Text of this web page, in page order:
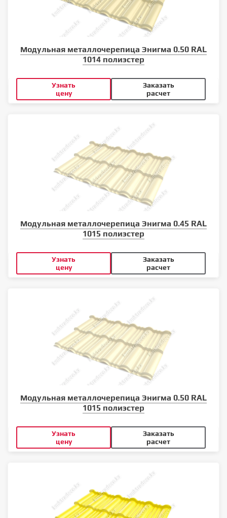
Модульная металлочерепица Энигма 0.50 RAL
1014 полиэстер
Узнать
цену
Заказать
расчет
Модульная металлочерепица Энигма 0.45 RAL
1015 полиэстер
Узнать
цену
Заказать
расчет
Модульная металлочерепица Энигма 0.50 RAL
1015 полиэстер
Узнать
цену
Заказать
расчет